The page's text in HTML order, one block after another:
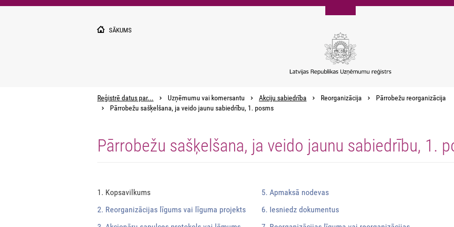
Pārlekt
SĀKUMS
Reģistrē datus par... Uzņēmumu vai komersantu Akciju sabiedrība Reorganizācija
Pārrobežu reorganizācija
Pārrobežu sašķelšana, ja veido jaunu sabiedrību, 1. posms
Pārrobežu sašķelšana, ja veido jaunu sabiedrību, 1.
1. Kopsavilkums
2. Reorganizācijas līgums vai līguma projekts
5. Apmaksā nodevas
6. Iesniedz dokumentus